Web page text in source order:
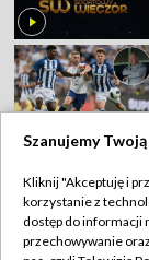
Szanujemy
Kliknij "Akceptuję i
korzystanie z
dostęp do informacji
przechowywanie